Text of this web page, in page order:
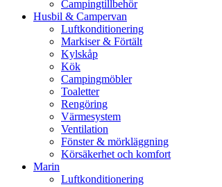
Campingtillbehör
Husbil & Campervan
Luftkonditionering
Markiser & Förtält
Kylskåp
Kök
Campingmöbler
Toaletter
Rengöring
Värmesystem
Ventilation
Fönster & mörkläggning
Körsäkerhet och komfort
Marin
Luftkonditionering